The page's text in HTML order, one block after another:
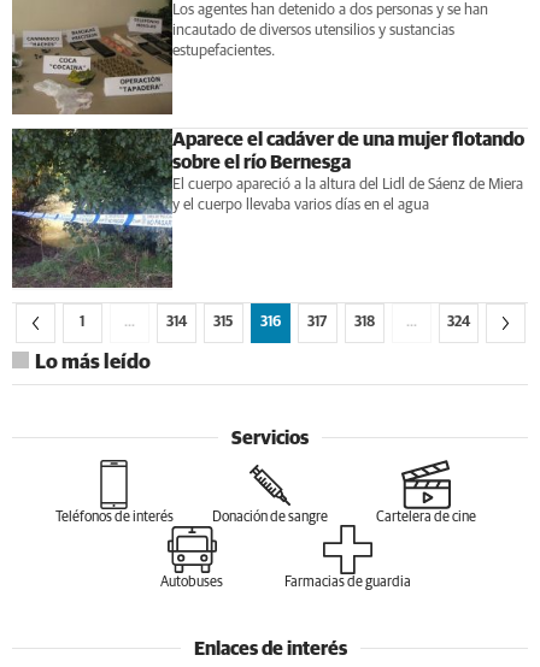
Los agentes han detenido a dos personas y se han
incautado de diversos utensilios y sustancias
estupefacientes.
Aparece el cadáver de una mujer flotando
sobre el río Bernesga
El cuerpo apareció a la altura del Lidl de Sáenz de Miera
y el cuerpo llevaba varios días en el agua
1 … 314 315 316 317 318 … 324
Lo más leído
Servicios
Teléfonos de interés Donación de sangre Cartelera de cine
Autobuses Farmacias de guardia
Enlaces de interés